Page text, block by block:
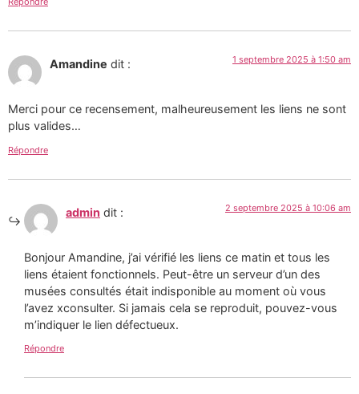
Amandine dit : 1 septembre 2025 à 1:50 am
Merci pour ce recensement, malheureusement les liens ne sont
plus valides…
Répondre
admin dit : 2 septembre 2025 à 10:06 am
Bonjour Amandine, j’ai vérifié les liens ce matin et tous les
liens étaient fonctionnels. Peut-être un serveur d’un des
musées consultés était indisponible au moment où vous
l’avez xconsulter. Si jamais cela se reproduit, pouvez-vous
m’indiquer le lien défectueux.
Répondre